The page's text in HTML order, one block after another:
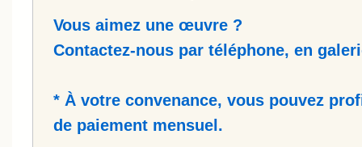
Vous aimez une œuvre ?
Contactez-nous par téléphone, en
* À votre convenance, vous pouvez
de paiement mensuel.